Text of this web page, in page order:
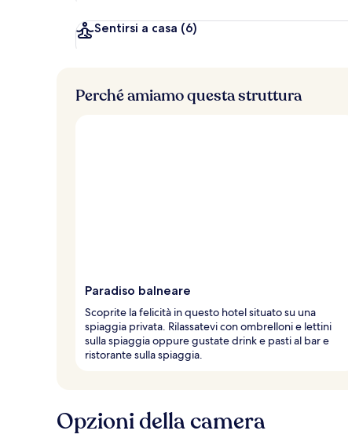
Sentirsi a casa (6)
Perché amiamo questa struttura
Paradiso balneare
Scoprite la felicità in questo hotel situato su una
spiaggia privata. Rilassatevi con ombrelloni e lettini
sulla spiaggia oppure gustate drink e pasti al bar e
ristorante sulla spiaggia.
Opzioni della camera